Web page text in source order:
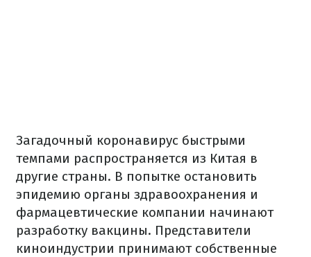
Загадочный коронавирус быстрыми
темпами распространяется из Китая в
другие страны. В попытке остановить
эпидемию органы здравоохранения и
фармацевтические компании начинают
разработку вакцины. Представители
киноиндустрии принимают собственные